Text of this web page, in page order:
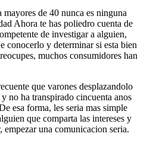
mayores de 40 nunca es ninguna
Ahora te has poliedro cuenta de
de investigar a alguien,
conocerlo y determinar si esta bien
muchos consumidores han
que varones desplazandolo
no ha transpirado cincuenta anos
esa forma, les seri­a mas simple
que comparta las intereses y
empezar una comunicacion seria.